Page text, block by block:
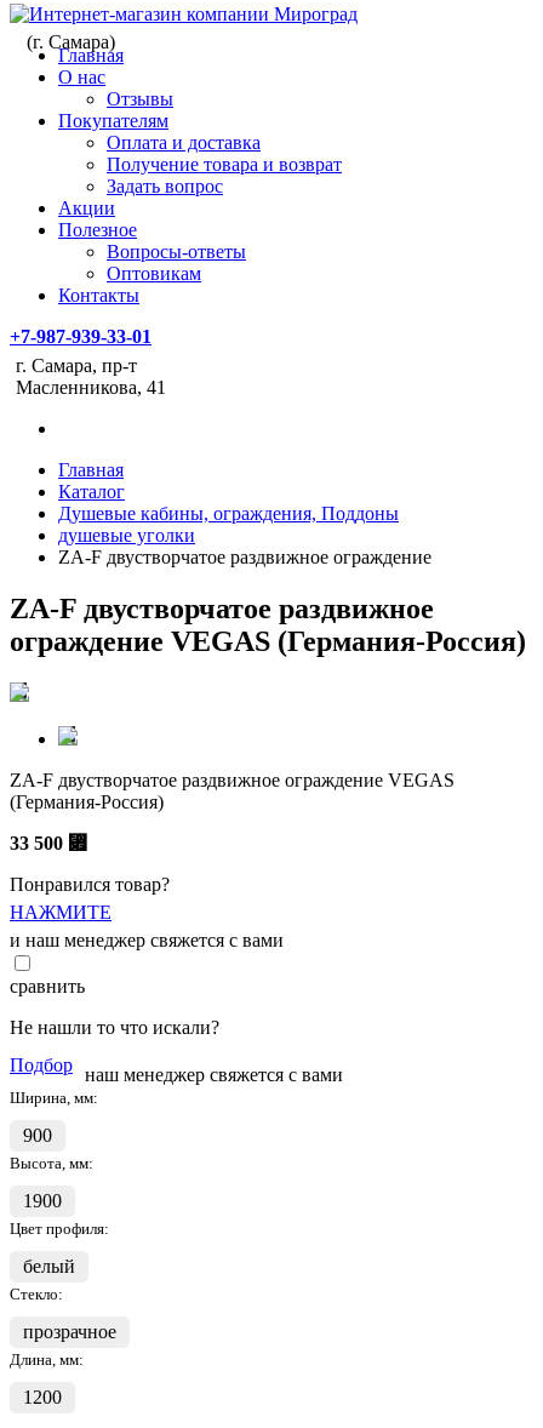
(г. Самара)
Главная
О нас
Отзывы
Покупателям
Оплата и доставка
Получение товара и возврат
Задать вопрос
Акции
Полезное
Вопросы-ответы
Оптовикам
Контакты
+7-987-939-33-01
г. Самара, пр-т
Масленникова, 41
Главная
Каталог
Душевые кабины, ограждения, Поддоны
душевые уголки
ZA-F двустворчатое раздвижное ограждение
ZA-F двустворчатое раздвижное
ограждение VEGAS (Германия-Россия)
ZA-F двустворчатое раздвижное ограждение VEGAS
(Германия-Россия)
33 500 ⃏
Понравился товар?
НАЖМИТЕ
и наш менеджер свяжется с вами
сравнить
Не нашли то что искали?
Подбор наш менеджер свяжется с вами
Ширина, мм:
900
Высота, мм:
1900
Цвет профиля:
белый
Стекло:
прозрачное
Длина, мм:
1200